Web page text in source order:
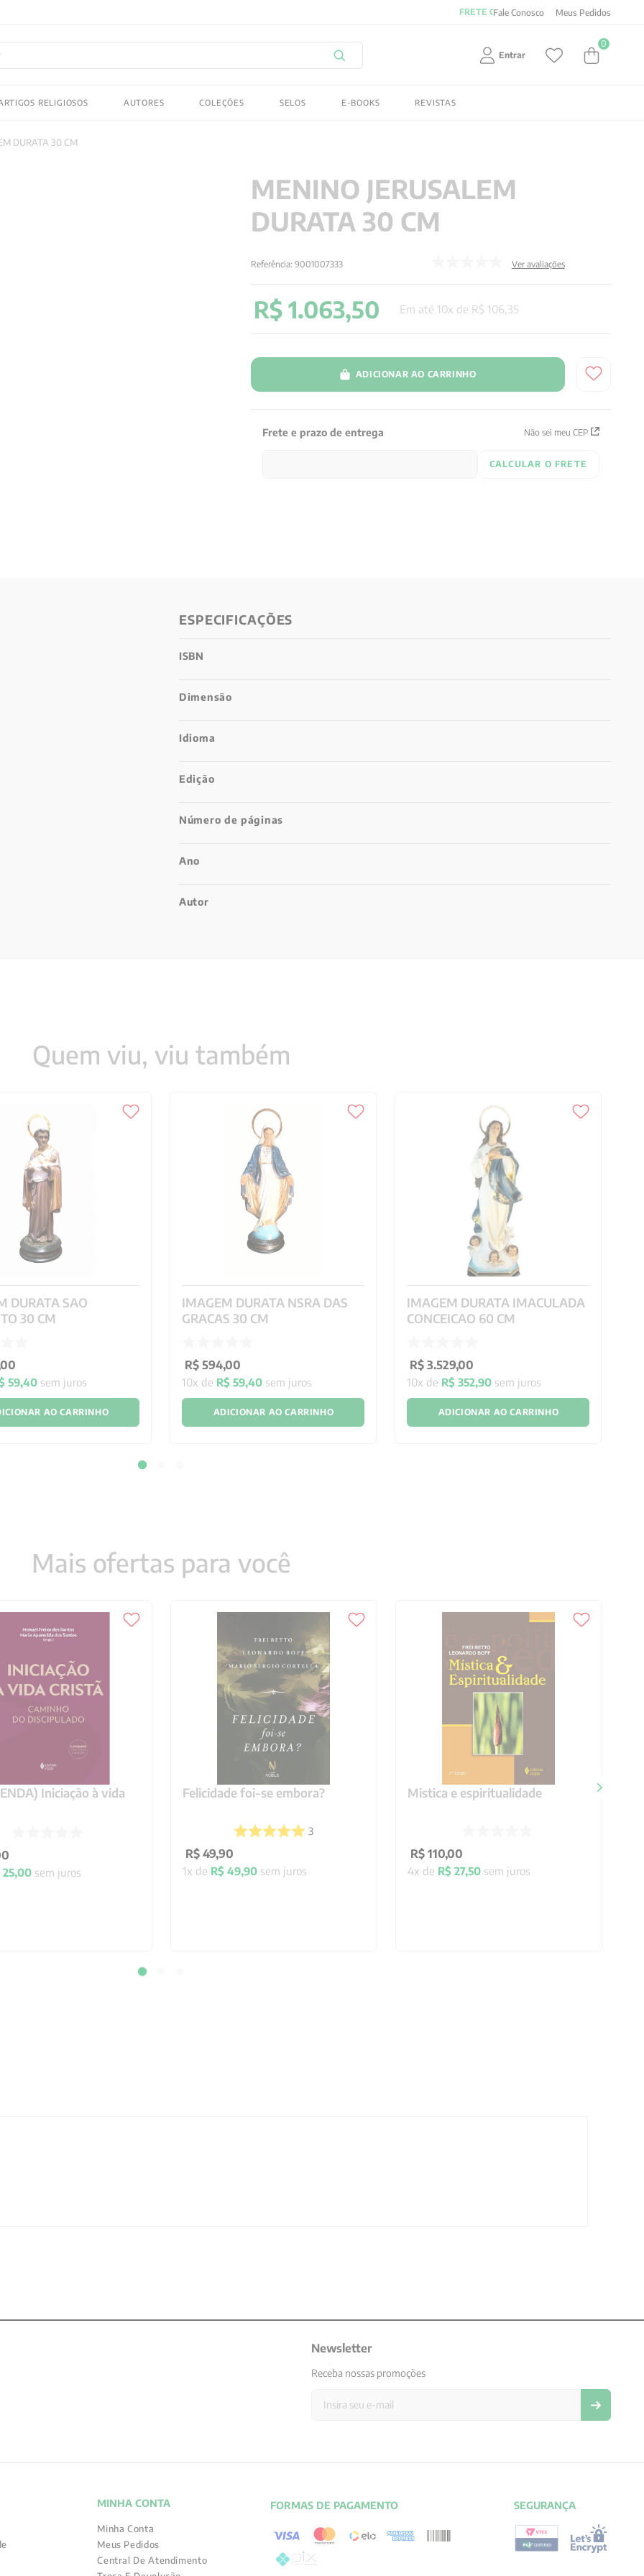
Fale Conosco Meus Pedidos
Entrar
0
RELIGIOSOS AUTORES COLEÇÕES SELOS E-BOOKS REVISTAS
DURATA 30 CM
MENINO JERUSALEM
DURATA 30 CM
Referência:9001007333 Ver avaliações
R$ 1.063,50 Em até10x de R$ 106 35
ADICIONAR AO CARRINHO
Frete e prazo de entrega Não sei meu CEP
CALCULAR O FRETE
ESPECIFICAÇÕES
ISBN
Dimensão
Idioma
Edição
Número de páginas
Ano
Autor
Quem viu, viu também
DURATA SAO
30 CM
00
59,40 sem juros
AO CARRINHO
IMAGEM DURATA NSRA DAS
GRACAS 30 CM
R$ 594,00
10x de R$ 59,40 sem juros
ADICIONAR AO CARRINHO
IMAGEM DURATA IMACULADA
CONCEICAO 60 CM
R$ 3.529,00
10x de R$ 352,90 sem juros
ADICIONAR AO CARRINHO
Mais ofertas para você
Iniciação à vida
25,00sem juros
Felicidade foi-se embora?
3
R$ 49,90
1x de R$ 49,90sem juros
Mistica e espiritualidade
R$ 110,00
4x de R$ 27,50sem juros
Newsletter
Receba nossas promoções
MINHA CONTA
Minha Conta
Meus Pedidos
Central De Atendimento
FORMAS DE PAGAMENTO SEGURANÇA